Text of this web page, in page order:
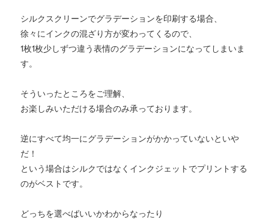
シルクスクリーンでグラデーションを印刷する場合、
徐々にインクの混ざり方が変わってくるので、
1枚1枚少しずつ違う表情のグラデーションになってしまいま
す。
そういったところをご理解、
お楽しみいただける場合のみ承っております。
逆にすべて均一にグラデーションがかかっていないといや
だ！
という場合はシルクではなくインクジェットでプリントする
のがベストです。
どっちを選べばいいかわからなったり